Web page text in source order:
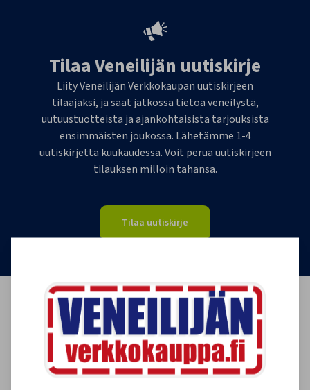
Tilaa Veneilijän uutiskirje
Liity Veneilijän Verkkokaupan uutiskirjeen
tilaajaksi, ja saat jatkossa tietoa veneilystä,
uutuustuotteista ja ajankohtaisista tarjouksista
ensimmäisten joukossa. Lähetämme 1-4
uutiskirjettä kuukaudessa. Voit perua uutiskirjeen
tilauksen milloin tahansa.
Tilaa uutiskirje